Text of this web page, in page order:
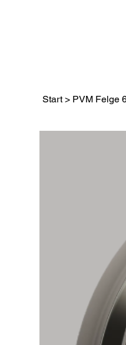
Start > PVM Felge